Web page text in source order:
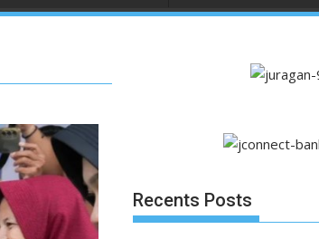
Recents Posts